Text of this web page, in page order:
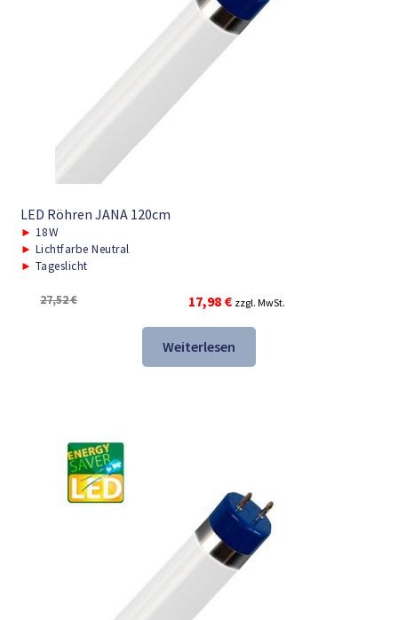
LED Röhren JANA 120cm
► 18W
► Lichtfarbe Neutral
► Tageslicht
27,52€
Ursprünglicher
Preis
war:
27,52 €
17,98 €Aktueller
Preis
ist:
17,98 €.
zzgl. MwSt.
Weiterlesen